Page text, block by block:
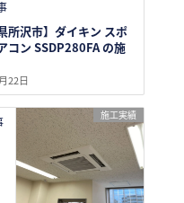
所沢市】ダイキン スポ
コン SSDP280FA の施
22日
施工実績